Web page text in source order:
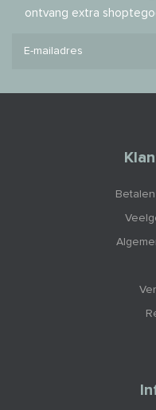
ontvang extra